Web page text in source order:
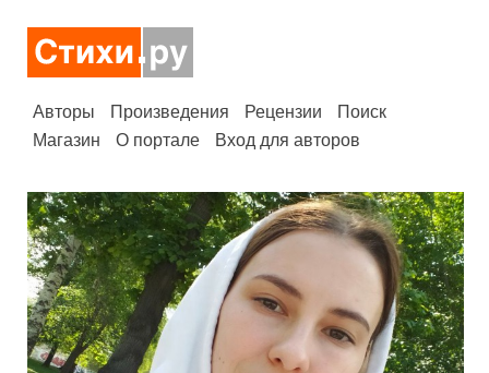
Авторы Произведения Рецензии
Поиск
Магазин
О портале Вход для авторов